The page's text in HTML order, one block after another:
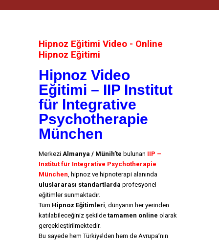
Hipnoz Eğitimi Video - Online
Hipnoz Eğitimi
Hipnoz Video
Eğitimi – IIP Institut
für Integrative
Psychotherapie
München
Merkezi Almanya / Münih’te bulunan IIP –
Institut für Integrative Psychotherapie
München, hipnoz ve hipnoterapi alanında
uluslararası standartlarda profesyonel
eğitimler sunmaktadır.
Tüm Hipnoz Eğitimleri, dünyanın her yerinden
katılabileceğiniz şekilde tamamen online olarak
gerçekleştirilmektedir.
Bu sayede hem Türkiye’den hem de Avrupa’nın